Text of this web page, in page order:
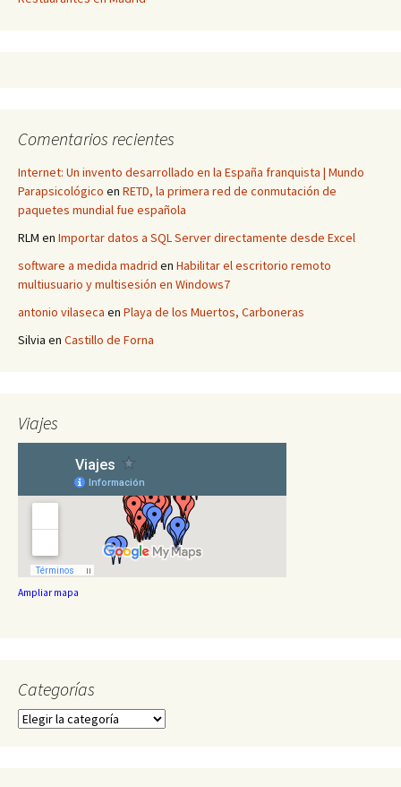
Comentarios recientes
Internet: Un invento desarrollado en la España franquista | Mundo
Parapsicológico en RETD, la primera red de conmutación de
paquetes mundial fue española
RLM en Importar datos a SQL Server directamente desde Excel
software a medida madrid en Habilitar el escritorio remoto
multiusuario y multisesión en Windows7
antonio vilaseca en Playa de los Muertos, Carboneras
Silvia en Castillo de Forna
Viajes
Ampliar mapa
Categorías
Categorías